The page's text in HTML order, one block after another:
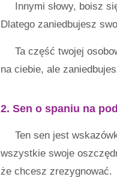
Innymi słowy, boisz
Dlatego zaniedbujesz
Ta część twojej
na ciebie, ale
2. Sen o spaniu na
Ten sen jest
wszystkie swoje
że ​​chcesz zrezygnować.